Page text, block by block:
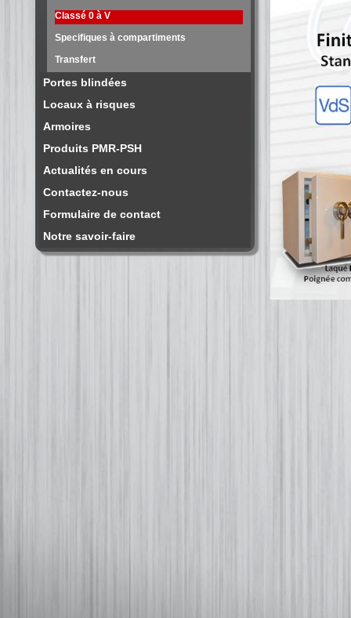
Classé 0 à V
Specifiques à compartiments
Transfert
Portes blindées
Locaux à risques
Armoires
Produits PMR-PSH
Actualités en cours
Contactez-nous
Formulaire de contact
Notre savoir-faire